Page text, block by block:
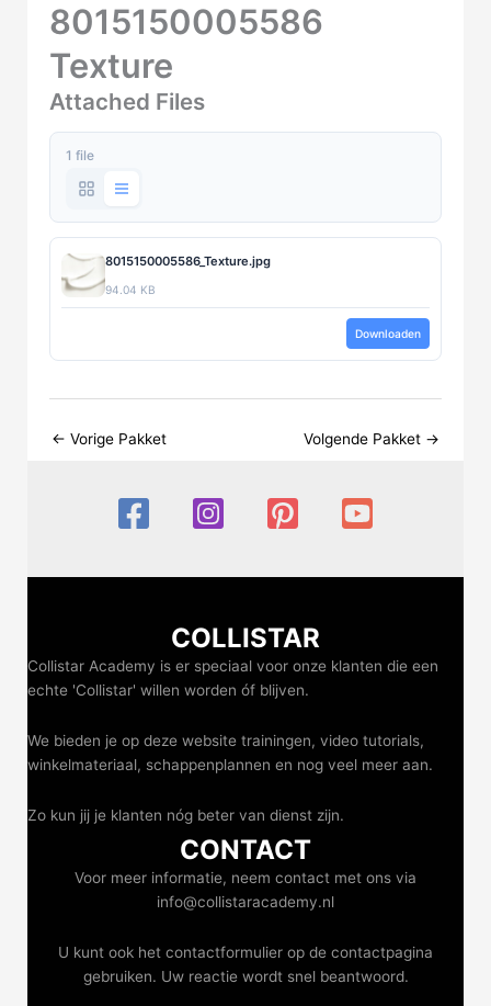
8015150005586
Texture
Attached Files
1 file
8015150005586_Texture.jpg
94.04 KB
Downloaden
← Vorige Pakket Volgende Pakket →
COLLISTAR
Collistar Academy is er speciaal voor onze klanten die een
echte 'Collistar' willen worden óf blijven.
We bieden je op deze website trainingen, video tutorials,
winkelmateriaal, schappenplannen en nog veel meer aan.
Zo kun jij je klanten nóg beter van dienst zijn.
CONTACT
Voor meer informatie, neem contact met ons via
info@collistaracademy.nl
U kunt ook het contactformulier op de contactpagina
gebruiken. Uw reactie wordt snel beantwoord.